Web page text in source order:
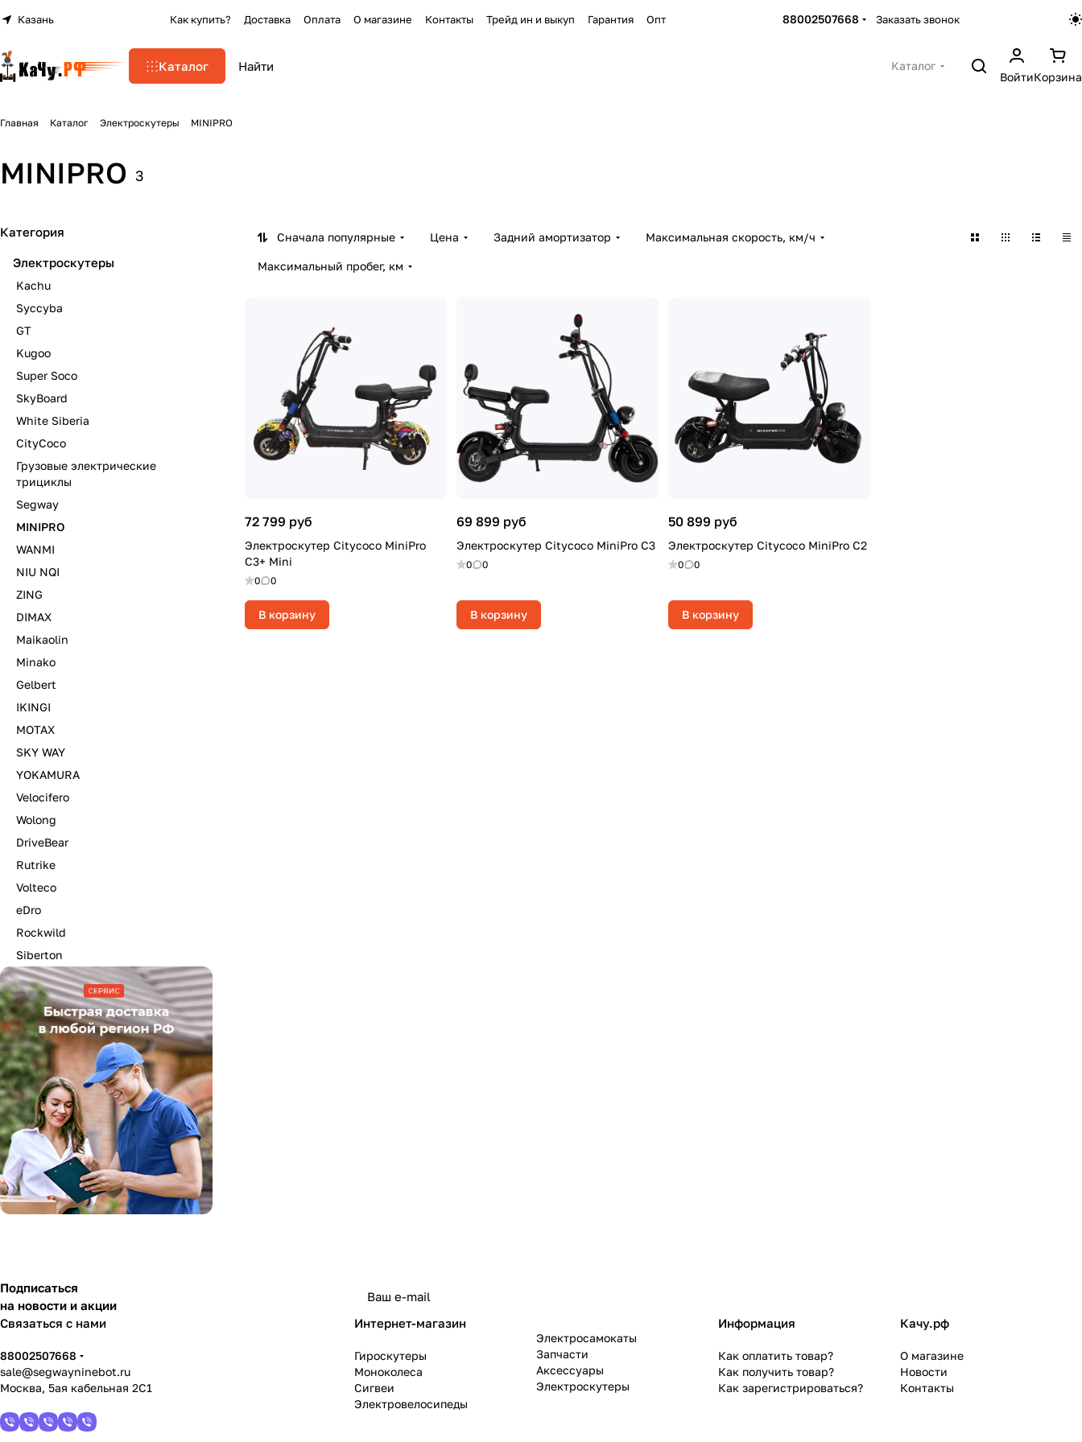
Казань Как купить? Доставка Оплата О магазине Контакты Трейд ин и выкуп Гарантия Опт 88002507668 Заказать звонок
Каталог
Каталог
ВойтиКорзина
Главная Каталог Электроскутеры MINIPRO
MINIPRO 3
Сначала популярные Цена Задний амортизатор Максимальная скорость, км/ч
Максимальный пробег, км
72 799 руб
Электроскутер Citycoco MiniPro
C3+ Mini
0 0
В корзину
69 899 руб
Электроскутер Citycoco MiniPro C3
0 0
В корзину
50 899 руб
Электроскутер Citycoco MiniPro C2
0 0
В корзину
Категория
Электроскутеры
Kachu
Syccyba
GT
Kugoo
Super Soco
SkyBoard
White Siberia
CityCoco
Грузовые электрические
трициклы
Segway
MINIPRO
WANMI
NIU NQI
ZING
DIMAX
Maikaolin
Minako
Gelbert
IKINGI
MOTAX
SKY WAY
YOKAMURA
Velocifero
Wolong
DriveBear
Rutrike
Volteco
eDro
Rockwild
Siberton
Подписаться
на новости и акции
Связаться с нами
88002507668
sale@segwayninebot.ru
Москва, 5ая кабельная 2С1
Интернет-магазин
Гироскутеры
Моноколеса
Сигвеи
Электровелосипеды
Электросамокаты
Запчасти
Аксессуары
Электроскутеры
Информация
Как оплатить товар?
Как получить товар?
Как зарегистрироваться?
Качу.рф
О магазине
Новости
Контакты